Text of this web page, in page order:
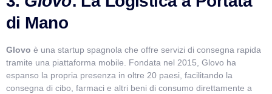
di Mano
Glovo è una startup spagnola che offre servizi di consegna rapida
tramite una piattaforma mobile. Fondata nel 2015, Glovo ha
espanso la propria presenza in oltre 20 paesi, facilitando la
consegna di cibo, farmaci e altri beni di consumo direttamente a